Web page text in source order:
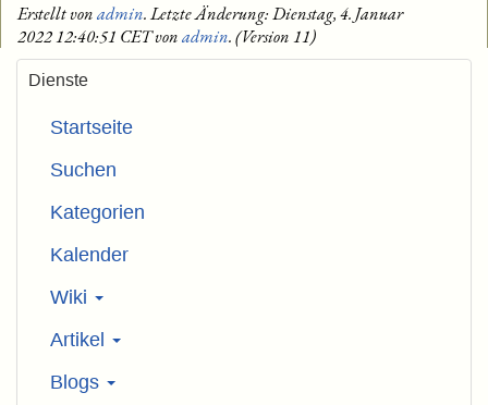
Erstellt vonadmin. Letzte Änderung: Dienstag, 4. Januar
2022 12:40:51 CET vonadmin. (Version 11)
Dienste
Startseite
Suchen
Kategorien
Kalender
Wiki
Artikel
Blogs